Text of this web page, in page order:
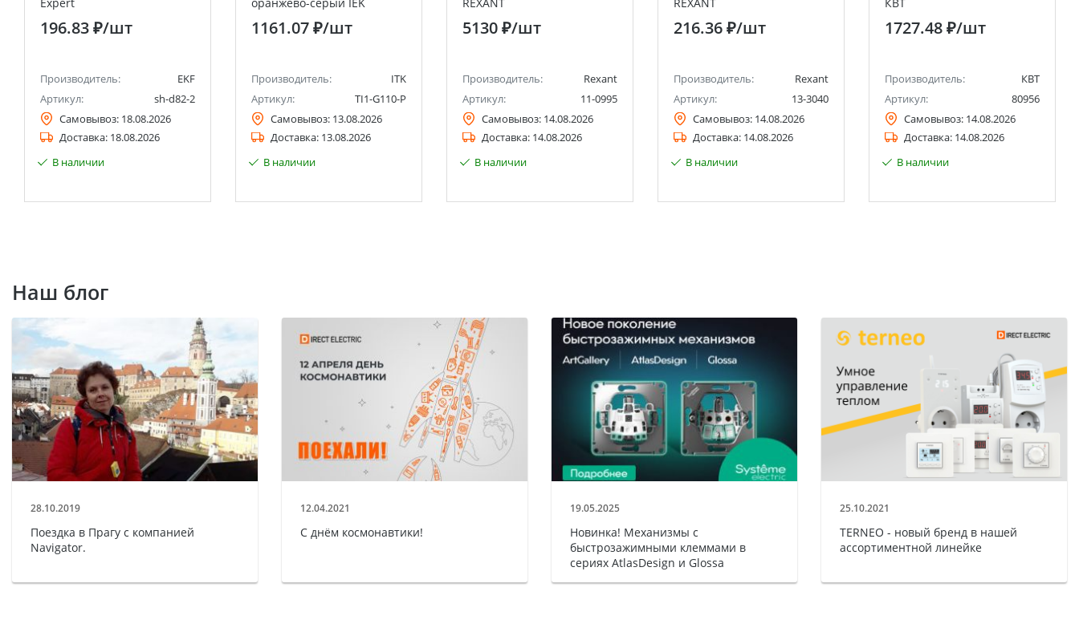
196.83 ₽/шт
Производитель:
EKF
Артикул:
sh-d82-2
Самовывоз: 18.08.2026
Доставка: 18.08.2026
В наличии
1161.07 ₽/шт
Производитель:
ITK
Артикул:
TI1-G110-P
Самовывоз: 13.08.2026
Доставка: 13.08.2026
В наличии
5130 ₽/шт
Производитель:
Rexant
Артикул:
11-0995
Самовывоз: 14.08.2026
Доставка: 14.08.2026
В наличии
216.36 ₽/шт
Производитель:
Rexant
Артикул:
13-3040
Самовывоз: 14.08.2026
Доставка: 14.08.2026
В наличии
1727.48 ₽/шт
Производитель:
КВТ
Артикул:
80956
Самовывоз: 14.08.2026
Доставка: 14.08.2026
В наличии
Наш блог
28.10.2019
Поездка в Прагу с компанией
Navigator.
12.04.2021
С днём космонавтики!
19.05.2025
Новинка! Механизмы с
быстрозажимными клеммами в
сериях AtlasDesign и Glossa
25.10.2021
TERNEO - новый бренд в нашей
ассортиментной линейке